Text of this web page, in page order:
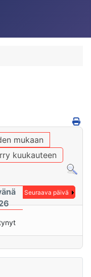
mukaan
kuukauteen
Seuraava päivä